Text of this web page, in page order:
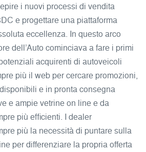
i nuovi processi di vendita
e progettare una piattaforma
eccellenza. In questo arco
dell’Auto cominciava a fare i primi
acquirenti di autoveicoli
più il web per cercare promozioni,
e in pronta consegna
e ampie vetrine on line e da
più efficienti. I dealer
più la necessità di puntare sulla
per differenziare la propria offerta